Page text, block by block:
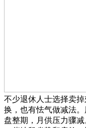
不少退休人士选择卖
换，也有怯气做减法
盘整期，月供压力骤